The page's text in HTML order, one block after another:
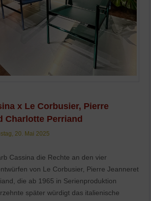
x Le Corbusier, Pierre
Charlotte Perriand
20. Mai 2025
Cassina die Rechte an den vier
von Le Corbusier, Pierre Jeanneret
die ab 1965 in Serienproduktion
später würdigt das italienische